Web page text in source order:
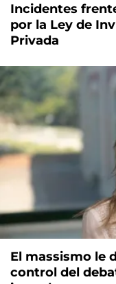
Incidentes
por la Ley de
Privada
El massismo le
control del